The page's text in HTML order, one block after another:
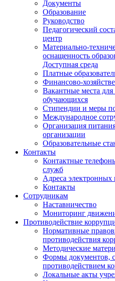
Документы
Образование
Руководство
Педагогический
центр
Материально-
оснащенность
Доступная среда
Платные
Финансово-
Вакантные места
обучающихся
Стипендии и меры
Международное
Организация
организации
Образовательные
Контакты
Контактные
служб
Адреса электронных
Контакты
Сотрудникам
Наставничество
Мониторинг
Противодействие
Нормативные
противодействия
Методические
Формы документов,
противодействием
Локальные акты